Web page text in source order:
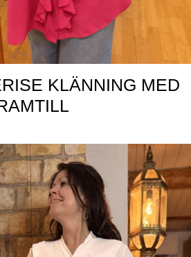
KLÄNNING MED